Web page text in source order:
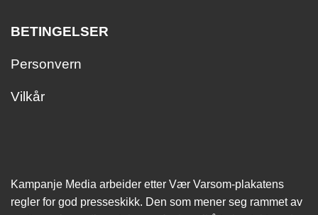
BETINGELSER
Personvern
Vilkår
Kampanje Media arbeider etter Vær Varsom-plakatens
regler for god presseskikk. Den som mener seg rammet av